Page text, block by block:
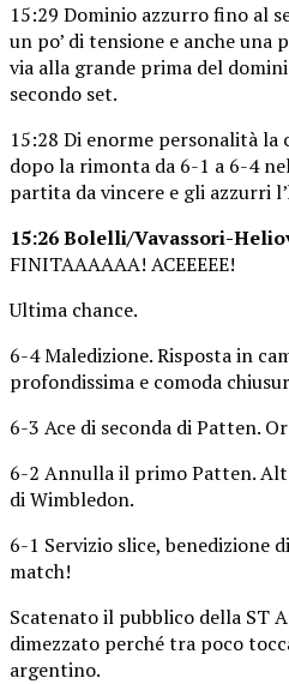
15:29 Dominio azzurro fino al
un po’ di tensione e anche una
via alla grande prima del
secondo set.
15:28 Di enorme personalità la
dopo la rimonta da 6-1 a 6-4
partita da vincere e gli azzurri
15:26 Bolelli/Vavassori-
FINITAAAAAA! ACEEEEE!
Ultima chance.
6-4 Maledizione. Risposta in
profondissima e comoda
6-3 Ace di seconda di Patten.
6-2 Annulla il primo Patten.
di Wimbledon.
6-1 Servizio slice, benedizione
match!
Scatenato il pubblico della ST
dimezzato perché tra poco
argentino.